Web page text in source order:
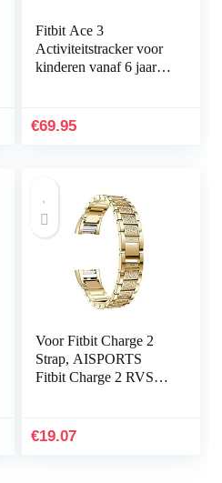
Fitbit Ace 3
Activiteitstracker voor
kinderen vanaf 6 jaar.
wijzerplaten &
€69.95
Voor Fitbit Charge 2
Strap, AISPORTS
Fitbit Charge 2 RVS
Vervangende Band
€19.07